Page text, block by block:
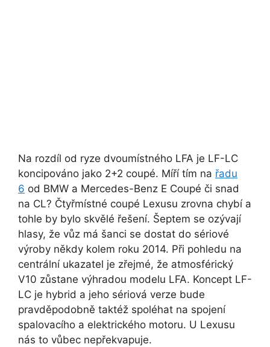
Na rozdíl od ryze dvoumístného LFA je LF-LC
koncipováno jako 2+2 coupé. Míří tím na řadu
6 od BMW a Mercedes-Benz E Coupé či snad
na CL? Čtyřmístné coupé Lexusu zrovna chybí a
tohle by bylo skvělé řešení. Šeptem se ozývají
hlasy, že vůz má šanci se dostat do sériové
výroby někdy kolem roku 2014. Při pohledu na
centrální ukazatel je zřejmé, že atmosférický
V10 zůstane výhradou modelu LFA. Koncept LF-
LC je hybrid a jeho sériová verze bude
pravděpodobně taktéž spoléhat na spojení
spalovacího a elektrického motoru. U Lexusu
nás to vůbec nepřekvapuje.